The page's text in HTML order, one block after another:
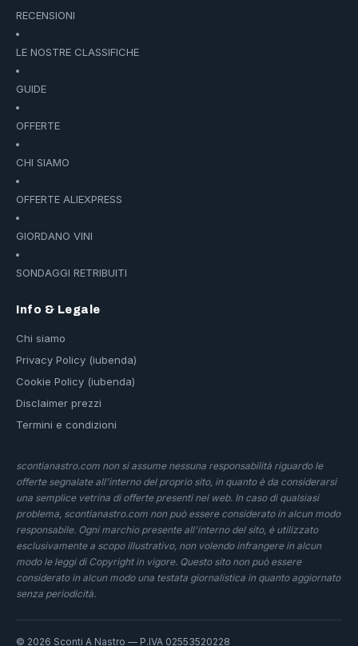
RECENSIONI
LE NOSTRE CLASSIFICHE
GUIDE
OFFERTE
CHI SIAMO
OFFERTE ALIEXPRESS
GIORDANO VINI
SONDAGGI RETRIBUITI
Info & Legale
Chi siamo
Privacy Policy (iubenda)
Cookie Policy (iubenda)
Disclaimer prezzi
Termini e condizioni
scontianastro.com non si assume nessuna responsabilità riguardo le
offerte segnalate all'interno del proprio sito, in quanto è da considerarsi
una semplice vetrina di offerte presenti nel web. In caso di qualsiasi
problema, scontianastro.com non può essere considerato in alcun modo
responsabile. Ogni marchio presente all'interno del sito, è utilizzato
esclusivamente a scopo illustrativo, non volendo infrangere in alcun
modo le leggi di Copyright in vigore. Questo sito non può essere
considerato in alcun modo una testata giornalistica in quanto aggiornato
senza periodicità.
© 2026 Sconti A Nastro — P.IVA 02553520228